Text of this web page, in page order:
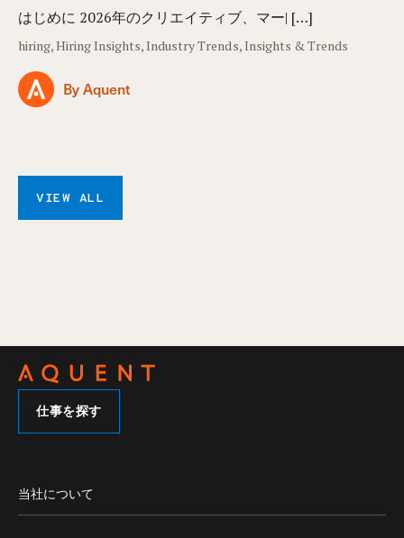
はじめに 2026年のクリエイティブ、マー| […]
hiring, Hiring Insights, Industry Trends, Insights & Trends
By Aquent
VIEW ALL
仕事を探す
当社について